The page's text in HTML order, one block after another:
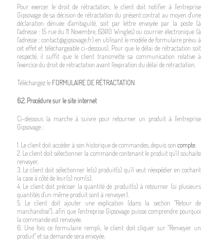
Pour exercer le droit de rétractation, le client doit notifier à l'entreprise
Gipsovage de sa décision de rétractation du présent contrat au moyen d'une
déclaration dénuée d'ambiguïté, soit par lettre envoyée par la poste (à
l'adresse : 15 rue du 11 Novembre, 62410 Wingles) ou courrier électronique (à
l'adresse : contact@gipsovage.fr) en utilisant le modèle de formulaire prévu à
cet effet et téléchargeable ci-dessous). Pour que le délai de rétractation soit
respecté, il suffit que le client transmette sa communication relative à
l'exercice du droit de rétractation avant l'expiration du délai de rétractation.
Téléchargez le FORMULAIRE DE RÉTRACTATION
6.2. Procédure sur le site internet
Ci-dessous la marche à suivre pour retourner un produit à l'entreprise
Gipsovage :
1. Le client doit accéder à son historique de commandes, depuis son compte
2. Le client doit sélectionner la commande contenant le produit qu'il souhaite
renvoyer.
3. Le client doit sélectionner le(s) produit(s) qu'il veut réexpédier en cochant
la case à côté de leur(s) nom(s).
4. Le client doit préciser la quantité de produit(s) à retourner (si plusieurs
quantités d'un même produit sont à renvoyer).
5. Le client doit ajouter une explication (dans la section "Retour de
marchandise"), afin que l'entreprise Gipsovage puisse comprendre pourquoi
la commande est renvoyée.
6. Une fois ce formulaire rempli, le client doit cliquer sur "Renvoyer un
produit" et sa demande sera envoyée.